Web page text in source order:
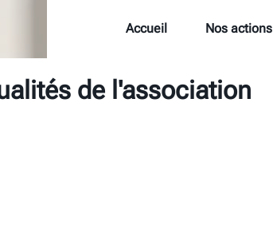
Accueil Nos actions
de l'association